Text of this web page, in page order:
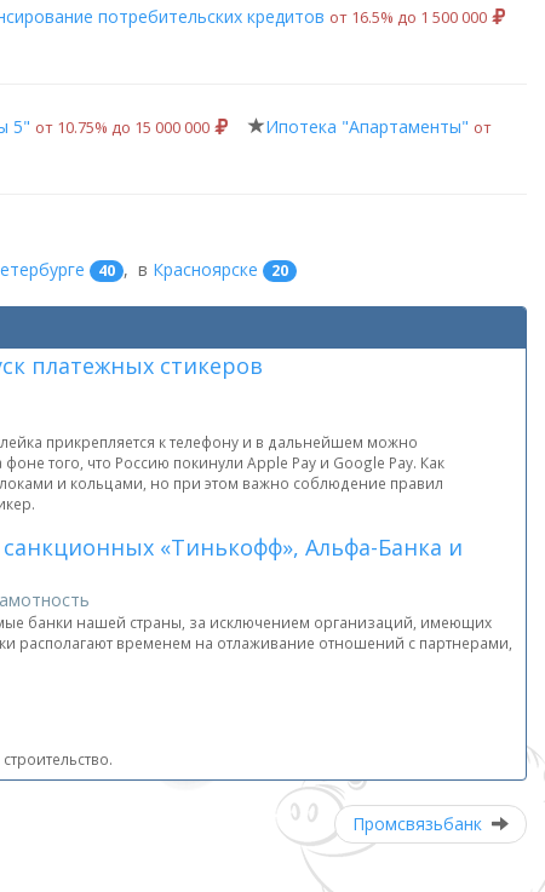
потребительских кредитов от 16.5% до 1 500 000
5" от 10.75% до 15 000 000 Ипотека "Апартаменты" от
40 , в Красноярске 20
платежных стикеров
прикрепляется к телефону и в дальнейшем можно
того, что Россию покинули Apple Pay и Google Pay. Как
и кольцами, но при этом важно соблюдение правил
«Тинькофф», Альфа-Банка и
банки нашей страны, за исключением организаций, имеющих
располагают временем на отлаживание отношений с партнерами,
Промсвязьбанк